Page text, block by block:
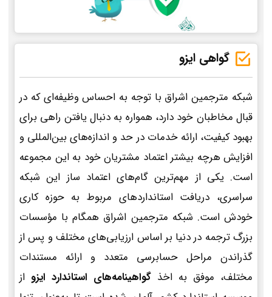
گواهی ایزو
شبکه مترجمین اشراق با توجه به احساس وظیفه‌ای که در
قبال مخاطبان خود دارد، همواره به دنبال یافتن راهی برای
بهبود کیفیت، ارائه خدمات در حد و اندازه‌های بین‌المللی و
افزایش هرچه بیشتر اعتماد مشتریان خود به این مجموعه
است. یکی از مهم‌ترین گام‌های اعتماد ساز این شبکه
سراسری، دریافت استانداردهای مربوط به حوزه کاری
خودش است. شبکه مترجمین اشراق همگام با مؤسسات
بزرگ ترجمه در دنیا بر اساس ارزیابی‌های مختلف و پس از
گذراندن مراحل حسابرسی متعدد و ارائه مستندات
مختلف، موفق به اخذ گواهینامه‌های استاندارد ایزو از